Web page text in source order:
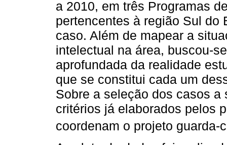
a 2010, em três Programas
pertencentes à região Sul do
caso. Além de mapear a
intelectual na área, buscou-
aprofundada da realidade
que se constitui cada um
Sobre a seleção dos casos
critérios já elaborados pelos
coordenam o projeto